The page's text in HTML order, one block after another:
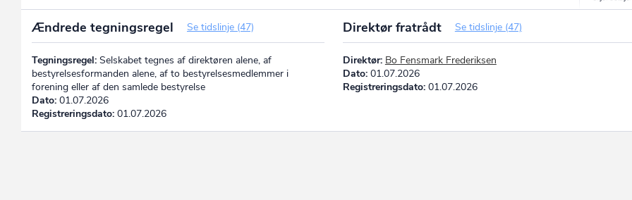
Ændrede tegningsregel Se tidslinje (47)
Tegningsregel: Selskabet tegnes af direktøren alene, af
bestyrelsesformanden alene, af to bestyrelsesmedlemmer i
forening eller af den samlede bestyrelse
Dato: 01.07.2026
Registreringsdato: 01.07.2026
Direktør fratrådt Se tidslinje (47)
Direktør: Bo Fensmark Frederiksen
Dato:01.07.2026
Registreringsdato:01.07.2026